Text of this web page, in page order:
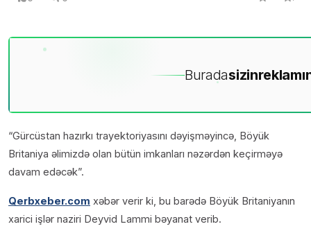
Buradasizin
“Gürcüstan hazırkı trayektoriyasını dəyişməyincə, Böyük
Britaniya əlimizdə olan bütün imkanları nəzərdən keçirməyə
davam edəcək”.
Qerbxeber.com xəbər verir ki, bu barədə Böyük Britaniyanın
xarici işlər naziri Deyvid Lammi bəyanat verib.